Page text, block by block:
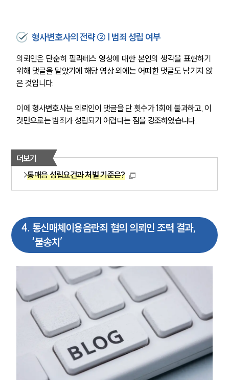
형사변호사의 전략 ② | 범죄 성립 여부
의뢰인은 단순히 필라테스 영상에 대한 본인의 생각을 표현하기
위해 댓글을 달았기에 해당 영상 외에는 어떠한 댓글도 남기지 않
은 것입니다.
이에 형사변호사는 의뢰인이 댓글을 단 횟수가 1회에 불과하고, 이
것만으로는 범죄가 성립되기 어렵다는 점을 강조하였습니다.
더보기
통매음 성립요건과 처벌 기준은?
4. 통신매체이용음란죄 혐의 의뢰인 조력 결과,
‘불송치’